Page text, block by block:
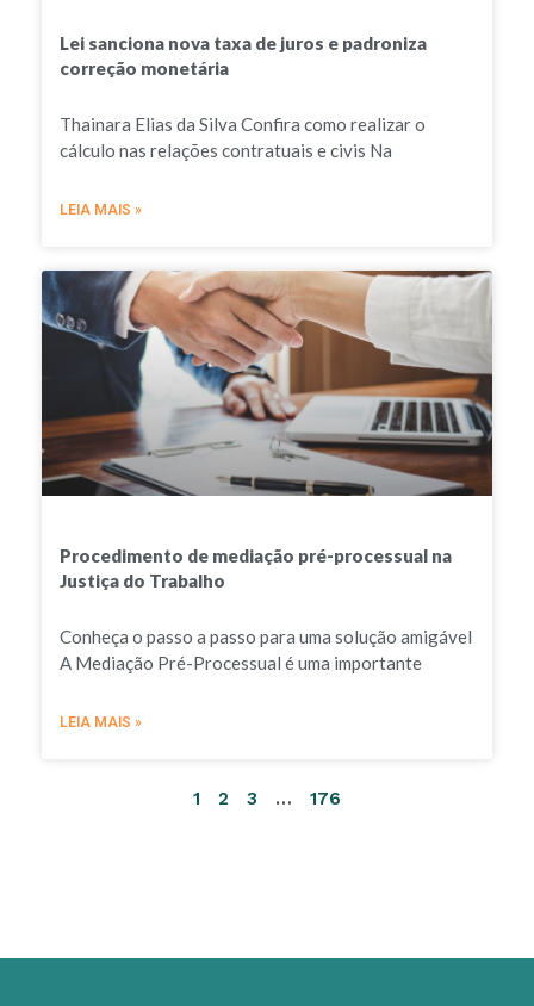
Lei sanciona nova taxa de juros e padroniza
correção monetária
Thainara Elias da Silva Confira como realizar o
cálculo nas relações contratuais e civis Na
LEIA MAIS »
Procedimento de mediação pré-processual na
Justiça do Trabalho
Conheça o passo a passo para uma solução amigável
A Mediação Pré-Processual é uma importante
LEIA MAIS »
1 2 3 … 176